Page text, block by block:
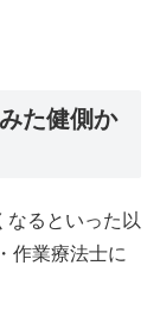
た健側か
なるといった以
作業療法士に